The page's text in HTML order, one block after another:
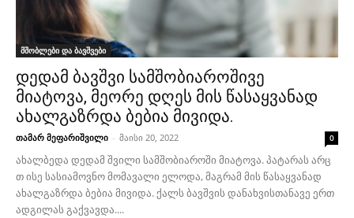
მშობლები და ბავშვები
დედამ ბავშვი სამშობიაროშივე
მიატოვა, მეორე დღეს მის წასაყვანად
ახალგაზრდა ბებია მივიდა.
თამარ მეფარიშვილი - მაისი 20, 2022 0
ახალბედა დედამ შვილი სამშობიაროში მიატოვა. პატარას არც
თ ისე სასიამოვნო მომავალი ელოდა, მაგრამ მის წასაყვანად
ახალგაზრდა ბებია მივიდა. ქალს ბავშვის დანახვისთანავე ერთ
ადგილას გაქვავდა....